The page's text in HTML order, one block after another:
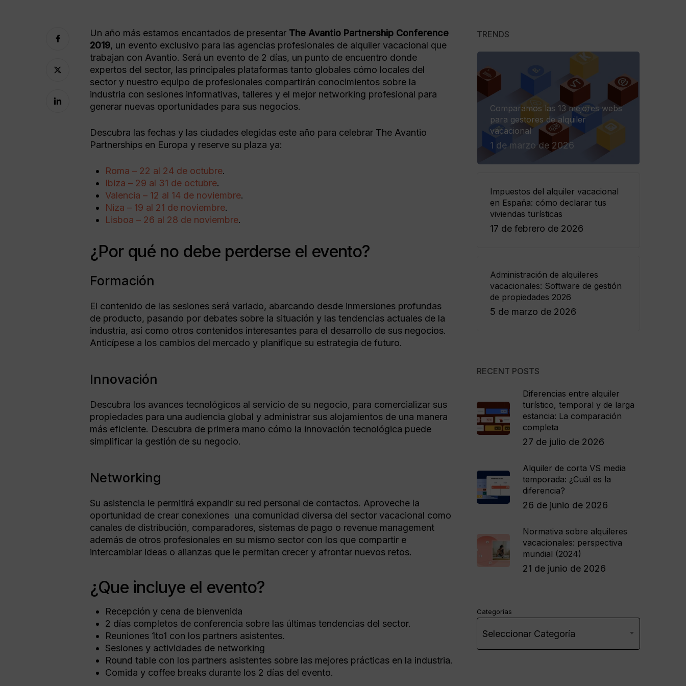
Pulsa intro para buscar
Servicios
Marketing Digital
Atrae tráfico con SEO y PPC
Marketing de redes sociales​
Planet Payments
Migración
Cambiar a Avantio
Cambia a Avantio de forma fluida y
Eventos
Encuéntranos en todo el mundo
Un año más estamos encantados de presentar The Avantio Partnership Conference
2019, un evento exclusivo para las agencias profesionales de alquiler vacacional que
trabajan con Avantio. Será un evento de 2 días, un punto de encuentro donde
expertos del sector, las principales plataformas tanto globales cómo locales del
sector y nuestro equipo de profesionales compartirán conocimientos sobre la
industria con sesiones informativas, talleres y el mejor networking profesional para
generar nuevas oportunidades para sus negocios.
Descubra las fechas y las ciudades elegidas este año para celebrar The Avantio
Partnerships en Europa y reserve su plaza ya:
Roma – 22 al 24 de octubre.
Ibiza – 29 al 31 de octubre.
Valencia – 12 al 14 de noviembre.
Niza – 19 al 21 de noviembre.
Lisboa – 26 al 28 de noviembre.
¿Por qué no debe perderse el evento?
Formación
El contenido de las sesiones será variado, abarcando desde inmersiones profundas
de producto, pasando por debates sobre la situación y las tendencias actuales de la
industria, así como otros contenidos interesantes para el desarrollo de sus negocios.
Anticípese a los cambios del mercado y planifique su estrategia de futuro.
Innovación
Descubra los avances tecnológicos al servicio de su negocio, para comercializar sus
propiedades para una audiencia global y administrar sus alojamientos de una manera
más eficiente. Descubra de primera mano cómo la innovación tecnológica puede
simplificar la gestión de su negocio.
Networking
Su asistencia le permitirá expandir su red personal de contactos. Aproveche la
oportunidad de crear conexiones una comunidad diversa del sector vacacional como
canales de distribución, comparadores, sistemas de pago o revenue management
además de otros profesionales en su mismo sector con los que compartir e
intercambiar ideas o alianzas que le permitan crecer y afrontar nuevos retos.
¿Que incluye el evento?
Recepción y cena de bienvenida
2 días completos de conferencia sobre las últimas tendencias del sector.
Reuniones 1to1 con los partners asistentes.
Sesiones y actividades de networking
Round table con los partners asistentes sobre las mejores prácticas en la industria.
Comida y coffee breaks durante los 2 días del evento.
TRENDS
Comparamos las 13 mejores webs
para gestores de alquiler
vacacional
1 de marzo de 2026
Impuestos del alquiler vacacional
en España: cómo declarar tus
viviendas turísticas
17 de febrero de 2026
Administración de alquileres
vacacionales: Software de gestión
de propiedades 2026
5 de marzo de 2026
RECENT POSTS
Diferencias entre alquiler
turístico, temporal y de larga
estancia: La comparación
completa
27 de julio de 2026
Alquiler de corta VS media
temporada: ¿Cuál es la
diferencia?
26 de junio de 2026
Normativa sobre alquileres
vacacionales: perspectiva
mundial (2024)
21 de junio de 2026
Categorías
Seleccionar Categoría